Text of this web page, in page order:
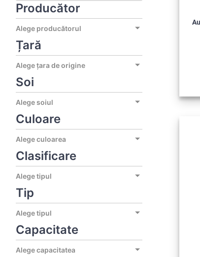
Producător
Alege producătorul
Țară
Alege țara de origine
Soi
Alege soiul
Culoare
Alege culoarea
Clasificare
Alege tipul
Tip
Alege tipul
Capacitate
Alege capacitatea